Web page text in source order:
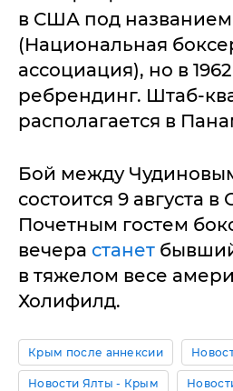
в США под названием
(Национальная
ассоциация), но в
ребрендинг. Штаб-
располагается в
Бой между
состоится 9 августа в
Почетным гостем
вечера станет
в тяжелом весе
Холифилд.
Крым после аннексии
Новости Ялты - Крым